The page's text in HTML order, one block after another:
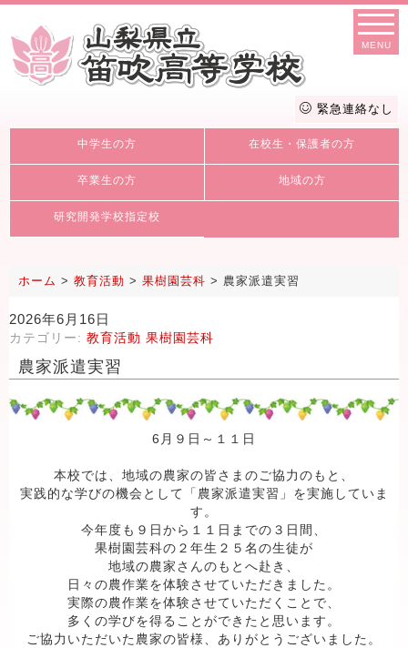
MENU
緊急連絡なし
中学生の方 在校生・保護者の方
卒業生の方 地域の方
研究開発学校指定校
ホーム > 教育活動 > 果樹園芸科 > 農家派遣実習
2026年6月16日
カテゴリー: 教育活動 果樹園芸科
農家派遣実習
6月９日～１１日
本校では、地域の農家の皆さまのご協力のもと、
実践的な学びの機会として「農家派遣実習」を実施していま
す。
今年度も９日から１１日までの３日間、
果樹園芸科の２年生２５名の生徒が
地域の農家さんのもとへ赴き、
日々の農作業を体験させていただきました。
実際の農作業を体験させていただくことで、
多くの学びを得ることができたと思います。
ご協力いただいた農家の皆様、ありがとうございました。